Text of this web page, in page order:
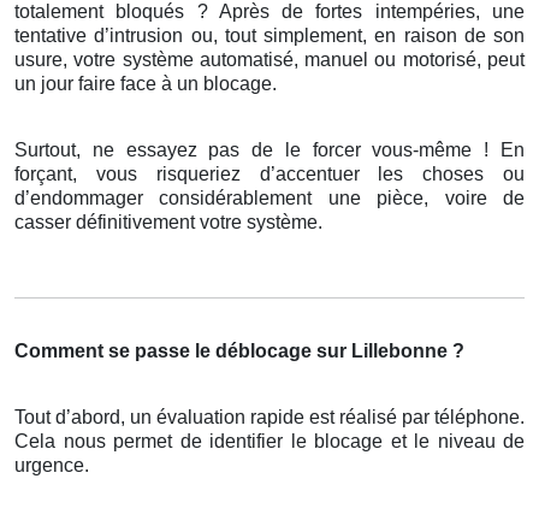
totalement bloqués ? Après de fortes intempéries, une
tentative d’intrusion ou, tout simplement, en raison de son
usure, votre système automatisé, manuel ou motorisé, peut
un jour faire face à un blocage.
Surtout, ne essayez pas de le forcer vous-même ! En
forçant, vous risqueriez d’accentuer les choses ou
d’endommager considérablement une pièce, voire de
casser définitivement votre système.
Comment se passe le déblocage sur Lillebonne ?
Tout d’abord, un évaluation rapide est réalisé par téléphone.
Cela nous permet de identifier le blocage et le niveau de
urgence.